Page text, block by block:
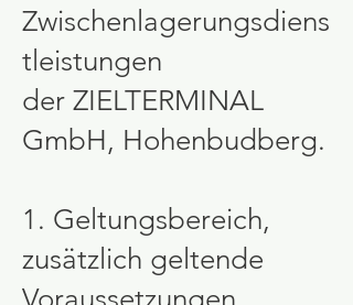
Zwischenlagerungsdiens
tleistungen
der ZIELTERMINAL
GmbH, Hohenbudberg.
1. Geltungsbereich,
zusätzlich geltende